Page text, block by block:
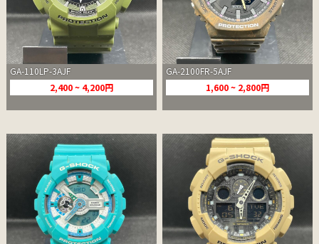
GA-110LP-3AJF
2,400 ~ 4,200円
GA-2100FR-5AJF
1,600 ~ 2,800円